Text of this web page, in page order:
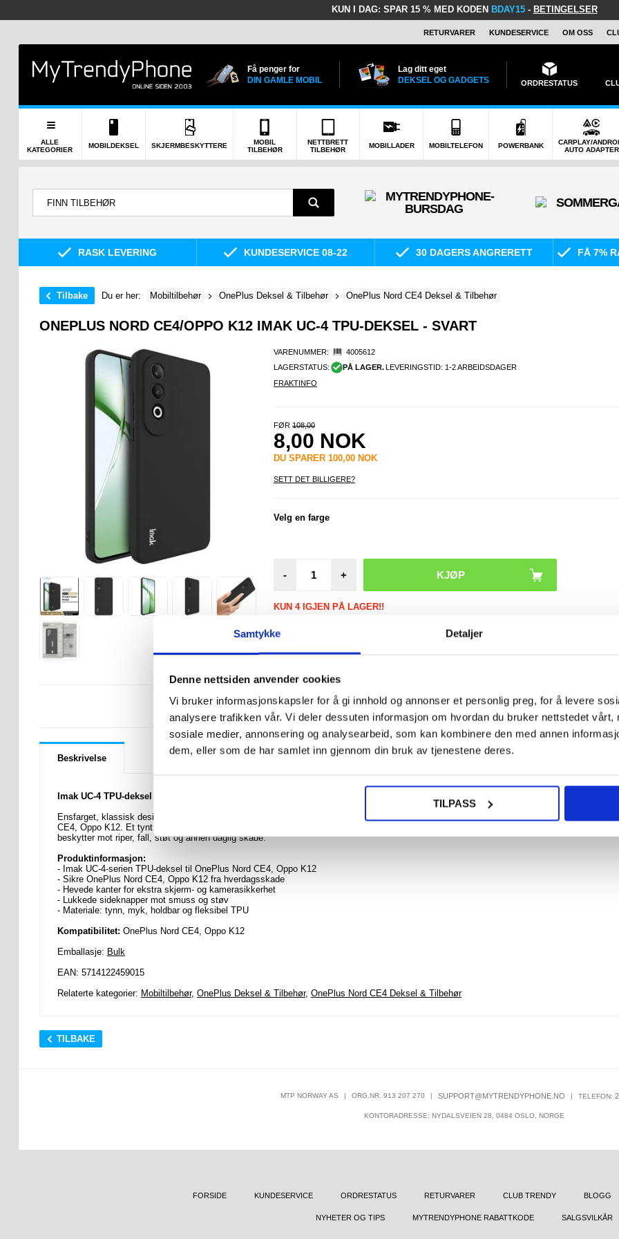
Samtykke Detaljer
Denne nettsiden anvender cookies
Vi bruker informasjonskapsler for å gi innhold og annonser et personlig preg, for å levere
analysere trafikken vår. Vi deler dessuten informasjon om hvordan du bruker nettstedet vårt,
sosiale medier, annonsering og analysearbeid, som kan kombinere den med annen
dem, eller som de har samlet inn gjennom din bruk av tjenestene deres.
TILPASS
KUN I DAG: SPAR 15 % MED KODEN BDAY15- BETINGELSER
RETURVARER KUNDESERVICE OM OSS
Få penger for
DIN GAMLE MOBIL
Lag ditt eget
DEKSEL OG GADGETS
ORDRESTATUS
ALLE
KATEGORIER
MOBILDEKSEL SKJERMBESKYTTERE
MOBIL
TILBEHØR
NETTBRETT
TILBEHØR
MOBILLADER MOBILTELEFON POWERBANK
CARPLAY/
AUTO ADAPTER
RASK LEVERING KUNDESERVICE 08-22 30 DAGERS ANGRERETT FÅ 7%
Tilbake Du er her: Mobiltilbehør OnePlus Deksel & Tilbehør OnePlus Nord CE4 Deksel & Tilbehør
ONEPLUS NORD CE4/OPPO K12 IMAK UC-4 TPU-DEKSEL - SVART
VARENUMMER:
4005612
LAGERSTATUS:
PÅ LAGER.
LEVERINGSTID: 1-2 ARBEIDSDAGER
FRAKTINFO
FØR108,00
8,00 NOK
DU SPARER100,00 NOK
SETT DET BILLIGERE?
Velg en farge
- +
KUN 4 IGJEN PÅ LAGER!!
LURER DU PÅ NOE? SPØR OSS! LIVE CHAT
Beskrivelse
Imak UC-4 TPU-deksel til OnePlus Nord CE4, Oppo K12
Ensfarget, klassisk designet deksel fra Imak, serie UC-4. Den er laget av mykt og fleksibelt TPU-materiale - ideell beskyttelse for OnePlus
CE4, Oppo K12. Et tynt og lett deksel som ikke gir noe ekstra form til OnePlus Nord CE4, Oppo K12, men det fungerer som en utmerket
beskytter mot riper, fall, støt og annen daglig skade.
Produktinformasjon:
- Imak UC-4-serien TPU-deksel til OnePlus Nord CE4, Oppo K12
- Sikre OnePlus Nord CE4, Oppo K12 fra hverdagsskade
- Hevede kanter for ekstra skjerm- og kamerasikkerhet
- Lukkede sideknapper mot smuss og støv
- Materiale: tynn, myk, holdbar og fleksibel TPU
Kompatibilitet: OnePlus Nord CE4, Oppo K12
Emballasje: Bulk
EAN: 5714122459015
Relaterte kategorier: Mobiltilbehør, OnePlus Deksel & Tilbehør, OnePlus Nord CE4 Deksel & Tilbehør
TILBAKE
TPU
MTP NORWAY AS | ORG.NR. 913 207 270 | SUPPORT@MYTRENDYPHONE.NO | TELEFON:
KONTORADRESSE: NYDALSVEIEN 28, 0484 OSLO, NORGE
FORSIDE KUNDESERVICE ORDRESTATUS RETURVARER CLUB TRENDY BLOGG
NYHETER OG TIPS MYTRENDYPHONE RABATTKODE SALGSVILKÅR